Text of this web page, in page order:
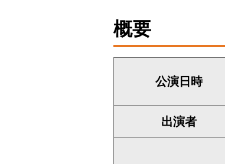
概要
公演日時
出演者